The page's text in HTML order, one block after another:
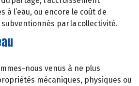
à l’eau, ou encore le coût de
par la collectivité.
nous venus à ne plus
mécaniques, physiques ou